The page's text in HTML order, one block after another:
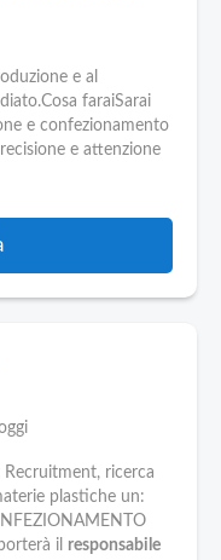
e al
faraiSarai
e confezionamento
e attenzione
Recruitment, ricerca
plastiche un:
il responsabile